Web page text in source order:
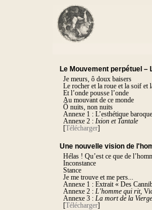
Le Mouvement perpétuel –
Je meurs, ô doux baisers
Le rocher et la roue et la soif et
Et l’onde pousse l’onde
Au mouvant de ce monde
Ô nuits, non nuits
Annexe 1 : L’esthétique
Annexe 2 : Ixion et Tantale
[Télécharger]
Une nouvelle vision de
Hélas ! Qu’est ce que de
Inconstance
Stance
Je me trouve et me pers...
Annexe 1 : Extrait « Des
Annexe 2 : L'homme qui rit,
Annexe 3 : La mort de la Vierge
[Télécharger]